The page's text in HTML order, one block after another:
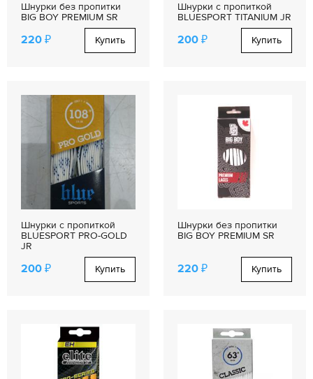
Шнурки без пропитки
BIG BOY PREMIUM SR
220 ₽ Купить
Шнурки с пропиткой
BLUESPORT TITANIUM JR
200 ₽ Купить
Шнурки с пропиткой
BLUESPORT PRO-GOLD
JR
200 ₽ Купить
Шнурки без пропитки
BIG BOY PREMIUM SR
220 ₽ Купить